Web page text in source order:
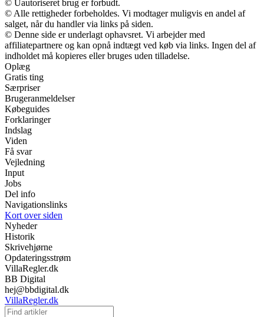
© Uautoriseret brug er forbudt.
© Alle rettigheder forbeholdes. Vi modtager muligvis en andel af
salget, når du handler via links på siden.
© Denne side er underlagt ophavsret. Vi arbejder med
affiliatepartnere og kan opnå indtægt ved køb via links. Ingen del af
indholdet må kopieres eller bruges uden tilladelse.
Oplæg
Gratis ting
Særpriser
Brugeranmeldelser
Købeguides
Forklaringer
Indslag
Viden
Få svar
Vejledning
Input
Jobs
Del info
Navigationslinks
Kort over siden
Nyheder
Historik
Skrivehjørne
Opdateringsstrøm
VillaRegler.dk
BB Digital
hej@bbdigital.dk
VillaRegler.dk